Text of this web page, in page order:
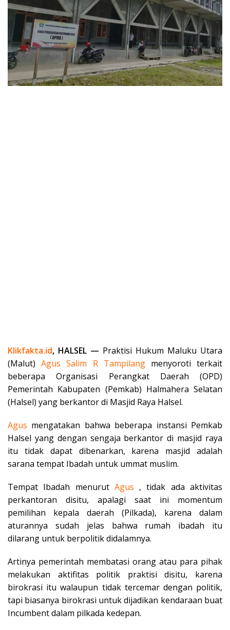
Klikfakta.id, HALSEL — Praktisi Hukum Maluku Utara
(Malut)Agus Salim R Tampilangmenyoroti terkait
beberapa Organisasi Perangkat Daerah (OPD)
Pemerintah Kabupaten (Pemkab) Halmahera Selatan
(Halsel) yang berkantor di Masjid Raya Halsel.
Agus mengatakan bahwa beberapa instansi Pemkab
Halsel yang dengan sengaja berkantor di masjid raya
itu tidak dapat dibenarkan, karena masjid adalah
sarana tempat Ibadah untuk ummat muslim.
Tempat Ibadah menurut Agus , tidak ada aktivitas
perkantoran disitu, apalagi saat ini momentum
pemilihan kepala daerah (Pilkada), karena dalam
aturannya sudah jelas bahwa rumah ibadah itu
dilarang untuk berpolitik didalamnya.
Artinya pemerintah membatasi orang atau para pihak
melakukan aktifitas politik praktisi disitu, karena
birokrasi itu walaupun tidak tercemar dengan politik,
tapi biasanya birokrasi untuk dijadikan kendaraan buat
Incumbent dalam pilkada kedepan.